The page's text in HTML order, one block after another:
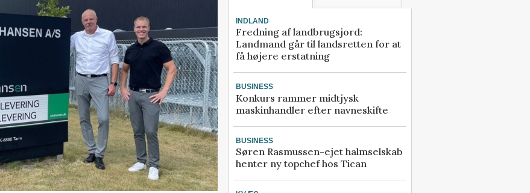
INDLAND
Fredning af landbrugsjord:
Landmand går til landsretten for at
få højere erstatning
BUSINESS
Konkurs rammer midtjysk
maskinhandler efter navneskifte
BUSINESS
Søren Rasmussen-ejet halmselskab
henter ny topchef hos Tican